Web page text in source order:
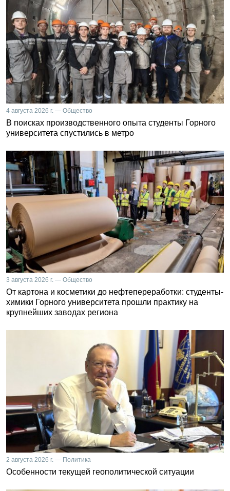
4 августа 2026 г. — Общество
В поисках производственного опыта студенты Горного
университета спустились в метро
3 августа 2026 г. — Общество
От картона и косметики до нефтепереработки: студенты-
химики Горного университета прошли практику на
крупнейших заводах региона
2 августа 2026 г. — Политика
Особенности текущей геополитической ситуации